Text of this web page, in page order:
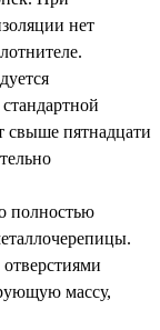
нет
свыше пятнадцати
полностью
массу,